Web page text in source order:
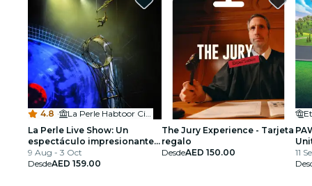
4.8 ·
La Perle Habtoor City
La Perle Live Show: Un
espectáculo impresionante
bajo el agua y aérea
9 Aug - 3 Oct
DesdeAED 159.00
The Jury Experience - Tarjeta
regalo
DesdeAED 150.00
11